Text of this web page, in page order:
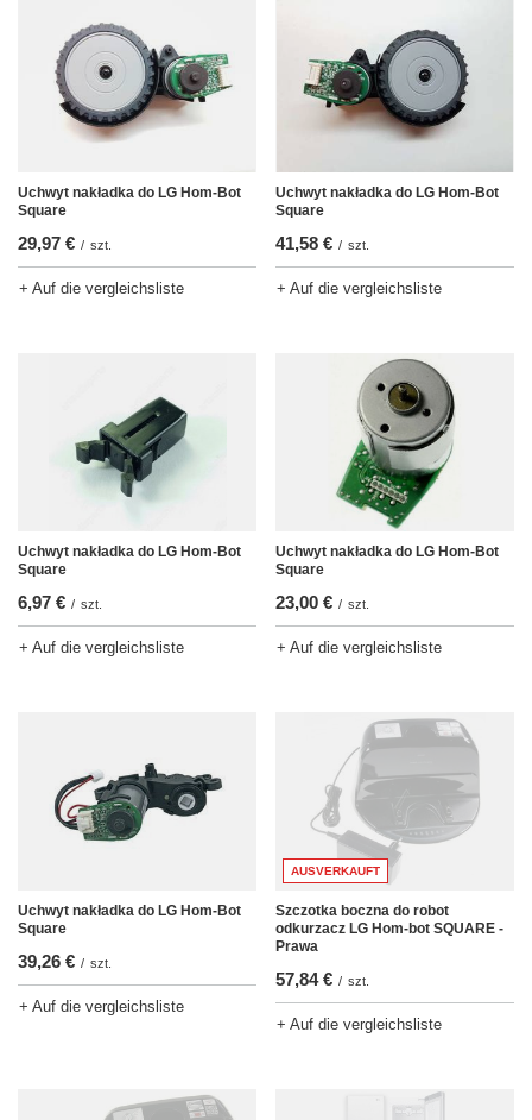
Uchwyt nakładka do LG Hom-Bot
Square
29,97 € / szt.
+ Auf die vergleichsliste
Uchwyt nakładka do LG Hom-Bot
Square
41,58 € / szt.
+ Auf die vergleichsliste
Uchwyt nakładka do LG Hom-Bot
Square
6,97 € / szt.
+ Auf die vergleichsliste
Uchwyt nakładka do LG Hom-Bot
Square
23,00 € / szt.
+ Auf die vergleichsliste
Uchwyt nakładka do LG Hom-Bot
Square
39,26 € / szt.
+ Auf die vergleichsliste
AUSVERKAUFT
Szczotka boczna do robot
odkurzacz LG Hom-bot SQUARE -
Prawa
57,84 € / szt.
+ Auf die vergleichsliste